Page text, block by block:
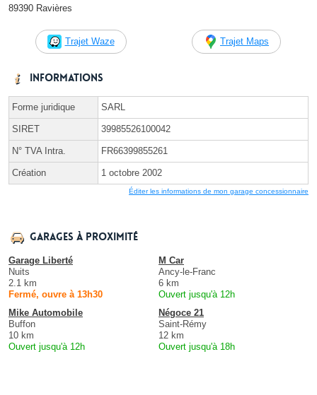
89390 Ravières
Trajet Waze Trajet Maps
Informations
Forme juridique SARL
SIRET 39985526100042
N° TVA Intra. FR66399855261
Création 1 octobre 2002
Éditer les informations de mon garage concessionnaire
Garages à proximité
Garage Liberté
Nuits
2.1 km
Fermé, ouvre à 13h30
M Car
Ancy-le-Franc
6 km
Ouvert jusqu'à 12h
Mike Automobile
Buffon
10 km
Ouvert jusqu'à 12h
Négoce 21
Saint-Rémy
12 km
Ouvert jusqu'à 18h